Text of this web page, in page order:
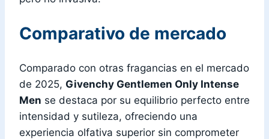
Comparativo de mercado
Comparado con otras fragancias en el mercado
de 2025, Givenchy Gentlemen Only Intense
Men se destaca por su equilibrio perfecto entre
intensidad y sutileza, ofreciendo una
experiencia olfativa superior sin comprometer